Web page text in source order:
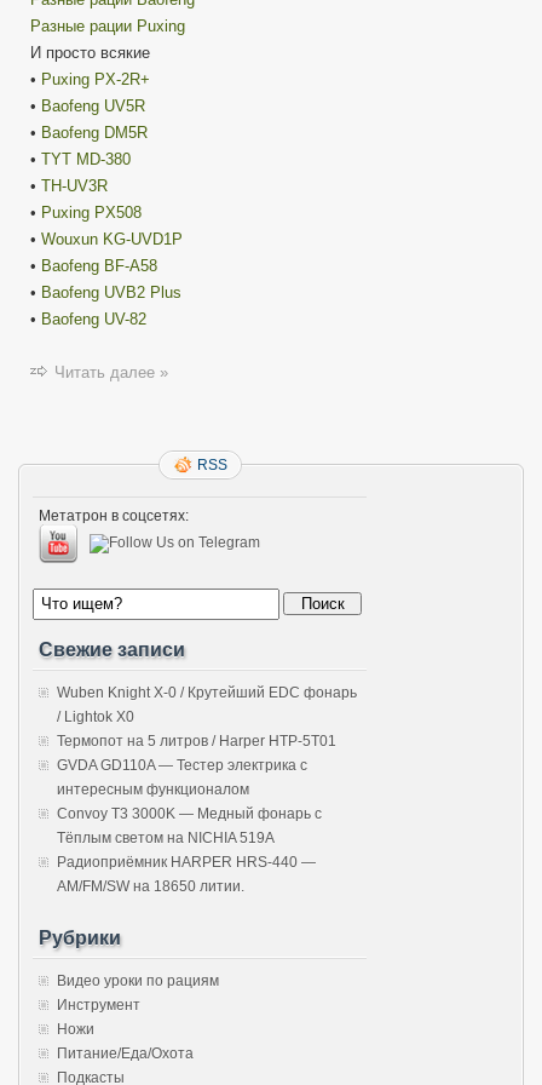
Разные рации Puxing
И просто всякие
• Puxing PX-2R+
• Baofeng UV5R
• Baofeng DM5R
• TYT MD-380
• TH-UV3R
• Puxing PX508
• Wouxun KG-UVD1P
• Baofeng BF-A58
• Baofeng UVB2 Plus
• Baofeng UV-82
Читать далее »
RSS
Метатрон в соцсетях:
Свежие записи
Wuben Knight X-0 / Крутейший EDC фонарь
/ Lightok X0
Термопот на 5 литров / Harper HTP-5T01
GVDA GD110A — Тестер электрика с
интересным функционалом
Convoy T3 3000K — Медный фонарь с
Тёплым светом на NICHIA 519A
Радиоприёмник HARPER HRS-440 —
AM/FM/SW на 18650 литии.
Рубрики
Видео уроки по рациям
Инструмент
Ножи
Питание/Еда/Охота
Подкасты